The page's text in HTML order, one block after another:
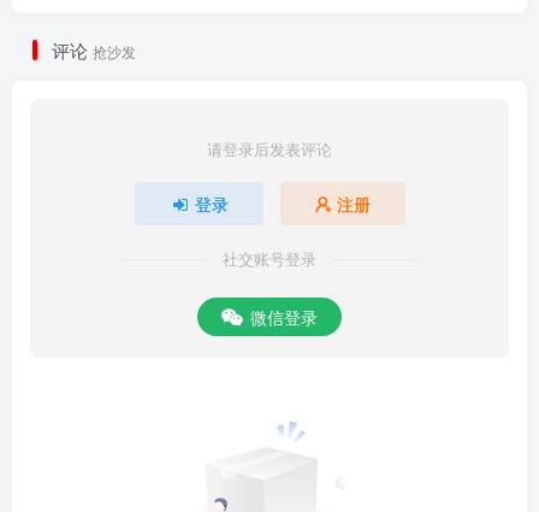
评论 抢沙发
请登录后发表评论
登录 注册
社交账号登录
微信登录